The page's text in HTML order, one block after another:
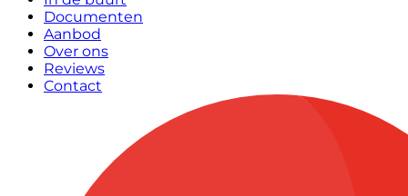
Documenten
Aanbod
Over ons
Reviews
Contact